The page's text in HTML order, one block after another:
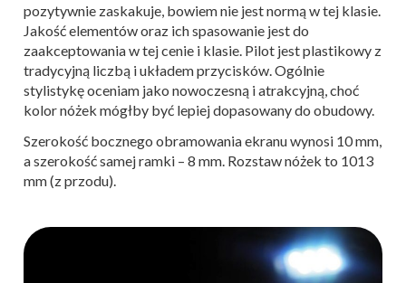
pozytywnie zaskakuje, bowiem nie jest normą w tej klasie.
Jakość elementów oraz ich spasowanie jest do
zaakceptowania w tej cenie i klasie. Pilot jest plastikowy z
tradycyjną liczbą i układem przycisków. Ogólnie
stylistykę oceniam jako nowoczesną i atrakcyjną, choć
kolor nóżek mógłby być lepiej dopasowany do obudowy.
Szerokość bocznego obramowania ekranu wynosi 10 mm,
a szerokość samej ramki – 8 mm. Rozstaw nóżek to 1013
mm (z przodu).